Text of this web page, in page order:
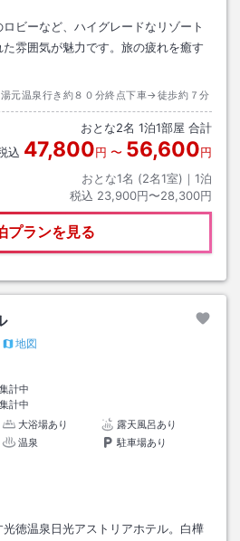
ビーなど、ハイグレードなリゾート
雰囲気が魅力です。旅の疲れを癒す
元温泉行き約８０分終点下車→徒歩約７分
おとな2名 1泊1部屋 合計
込 47,800円 〜 56,600円
おとな1名 (2名1室)｜ 1泊
税込 23,900円〜28,300円
プランを見る
地図
集計中
集計中
大浴場あり
露天風呂あり
温泉
駐車場あり
徳温泉日光アストリアホテル。白樺